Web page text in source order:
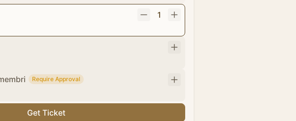
1
Require Approval
Get Ticket